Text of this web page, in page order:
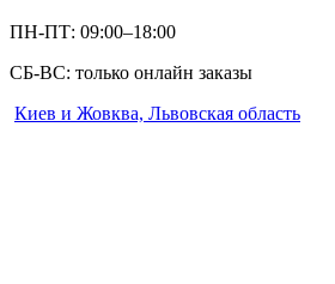
ПН-ПТ: 09:00–18:00
СБ-ВС: только онлайн заказы
Киев и Жовква, Львовская область